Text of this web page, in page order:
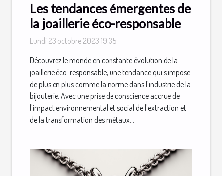
Les tendances émergentes de
la joaillerie éco-responsable
Lundi 23 octobre 2023 19:35
Découvrez le monde en constante évolution de la
joaillerie éco-responsable, une tendance qui s'impose
de plus en plus comme la norme dans l'industrie de la
bijouterie. Avec une prise de conscience accrue de
l'impact environnemental et social de l'extraction et
de la transformation des métaux...